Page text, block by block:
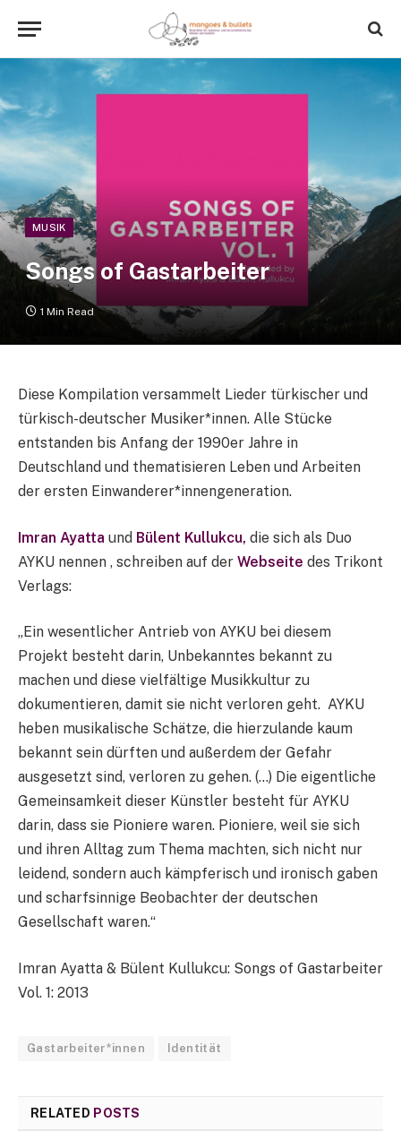
MUSIK
Songs of Gastarbeiter
1 Min Read
Diese Kompilation versammelt Lieder türkischer und
türkisch-deutscher Musiker*innen. Alle Stücke
entstanden bis Anfang der 1990er Jahre in
Deutschland und thematisieren Leben und Arbeiten
der ersten Einwanderer*innengeneration.
Imran Ayatta und Bülent Kullukcu, die sich als Duo
AYKU nennen , schreiben auf der Webseite des Trikont
Verlags:
„Ein wesentlicher Antrieb von AYKU bei diesem
Projekt besteht darin, Unbekanntes bekannt zu
machen und diese vielfältige Musikkultur zu
dokumentieren, damit sie nicht verloren geht. AYKU
heben musikalische Schätze, die hierzulande kaum
bekannt sein dürften und außerdem der Gefahr
ausgesetzt sind, verloren zu gehen. (…) Die eigentliche
Gemeinsamkeit dieser Künstler besteht für AYKU
darin, dass sie Pioniere waren. Pioniere, weil sie sich
und ihren Alltag zum Thema machten, sich nicht nur
leidend, sondern auch kämpferisch und ironisch gaben
und scharfsinnige Beobachter der deutschen
Gesellschaft waren.“
Imran Ayatta & Bülent Kullukcu: Songs of Gastarbeiter
Vol. 1: 2013
Gastarbeiter*innen Identität
RELATED POSTS